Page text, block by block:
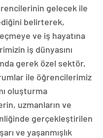
gelecek ile
belirterek,
ve iş hayatına
iş dünyasını
gerek özel sektör,
ile öğrencilerimiz
oluşturma
uzmanların ve
gerçekleştirilen
ve yaşanmışlık